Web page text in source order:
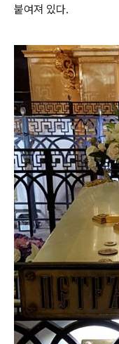
붙여져 있다.